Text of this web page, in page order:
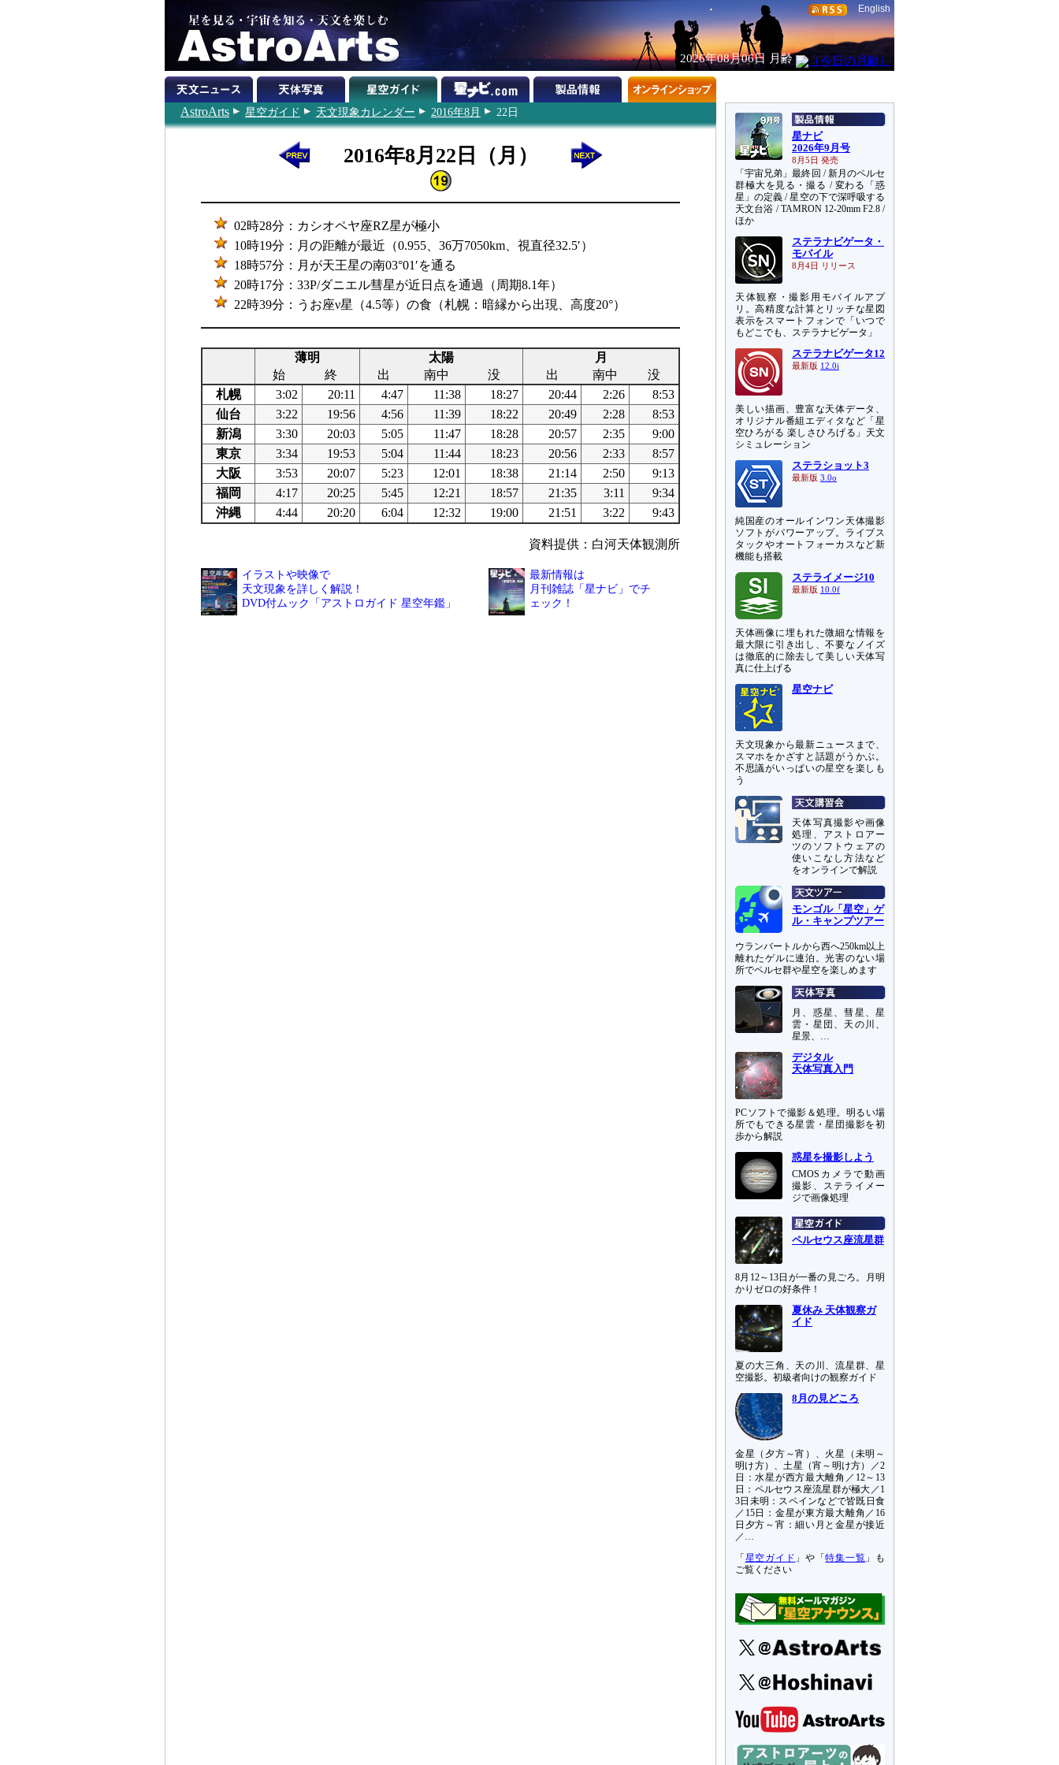
English
2026年08月06日 月齢
AstroArts 星空ガイド 天文現象カレンダー 2016年8月 22日
2016年8月22日（月）
02時28分：カシオペヤ座RZ星が極小
10時19分：月の距離が最近（0.955、36万7050km、視直径32.5′）
18時57分：月が天王星の南03°01′を通る
20時17分：33P/ダニエル彗星が近日点を通過（周期8.1年）
22時39分：うお座ν星（4.5等）の食（札幌：暗縁から出現、高度20°）
薄明 太陽
月
始
終 出 南中 没 出 南中
没
札幌
3:02 20:11 4:47 11:38 18:27 20:44 2:26
8:53
仙台
3:22 19:56 4:56 11:39 18:22 20:49 2:28
8:53
新潟
3:30 20:03 5:05 11:47 18:28 20:57 2:35
9:00
東京
3:34 19:53 5:04 11:44 18:23 20:56 2:33
8:57
大阪
3:53 20:07 5:23 12:01 18:38 21:14 2:50
9:13
福岡
4:17 20:25 5:45 12:21 18:57 21:35 3:11
9:34
沖縄
4:44 20:20 6:04 12:32 19:00 21:51 3:22 9:43
資料提供：白河天体観測所
イラストや映像で
天文現象を詳しく解説！
DVD付ムック「アストロガイド 星空年鑑」
最新情報は
月刊雑誌「星ナビ」でチ
ェック！
星ナビ
2026年9月号
8月5日 発売
「宇宙兄弟」最終回 / 新月のペルセ
群極大を見る・撮る / 変わる「惑
星」の定義 / 星空の下で深呼吸する
天文台浴 / TAMRON 12-20mm F2.8 /
ほか
ステラナビゲータ・
モバイル
8月4日 リリース
天体観察・撮影用モバイルアプ
リ。高精度な計算とリッチな星図
表示をスマートフォンで「いつで
もどこでも、ステラナビゲータ」
ステラナビゲータ12
最新版 12.0i
美しい描画、豊富な天体データ、
オリジナル番組エディタなど「星
空ひろがる 楽しさひろげる」天文
シミュレーション
ステラショット3
最新版 3.0o
純国産のオールインワン天体撮影
ソフトがパワーアップ。ライブス
タックやオートフォーカスなど新
機能も搭載
ステライメージ10
最新版 10.0f
天体画像に埋もれた微細な情報を
最大限に引き出し、不要なノイズ
は徹底的に除去して美しい天体写
真に仕上げる
星空ナビ
天文現象から最新ニュースまで、
スマホをかざすと話題がうかぶ。
不思議がいっぱいの星空を楽しも
う
天体写真撮影や画像
処理、アストロアー
ツのソフトウェアの
使いこなし方法など
をオンラインで解説
モンゴル「星空」ゲ
ル・キャンプツアー
ウランバートルから西へ250km以上
離れたゲルに連泊。光害のない場
所でペルセ群や星空を楽しめます
月、惑星、彗星、星
雲・星団、天の川、
星景、…
デジタル
天体写真入門
PCソフトで撮影＆処理。明るい場
所でもできる星雲・星団撮影を初
歩から解説
惑星を撮影しよう
CMOSカメラで動画
撮影、ステライメー
ジで画像処理
ペルセウス座流星群
8月12～13日が一番の見ごろ。月明
かりゼロの好条件！
夏休み 天体観察ガ
イド
夏の大三角、天の川、流星群、星
空撮影。初級者向けの観察ガイド
8月の見どころ
金星（夕方～宵）、火星（未明～
明け方）、土星（宵～明け方）／2
日：水星が西方最大離角／12～13
日：ペルセウス座流星群が極大／1
3日未明：スペインなどで皆既日食
／15日：金星が東方最大離角／16
日夕方～宵：細い月と金星が接近
／…
「 星空ガイド 」や「特集一覧 」も
ご覧ください